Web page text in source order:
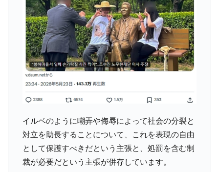
『Money1』
韓国･警察職員が「丸刈りになって抗議活
動」
『Money1』
中国だけが鉄鋼輸出を異常増加させる ⇒ 中
国の過剰生産が世界を蝕む。
『Money1』
韓国製造業「半導体絶好調」のウラで他業
種は全般的「不調」⇒ PSIが示す現況は決して良くない。
ン』1人当たり賠償10万ウォンを認定 ⇒ 総額3兆7,000億
『Money1』 韓国で猛暑。南東部では干ばつ
『Money1』
韓国型イージス搭載の次世代駆逐艦
「KDDX」1番艦、2032年竣工と公示
『Money1』
【対日本円】ウォン安が急進！ 日米の協調
イルベのように嘲弄や侮辱によって社会の分裂と
対立を助長することについて、これを表現の自由
として保護すべきだという主張と、処罰を含む制
裁が必要だという主張が併存しています。